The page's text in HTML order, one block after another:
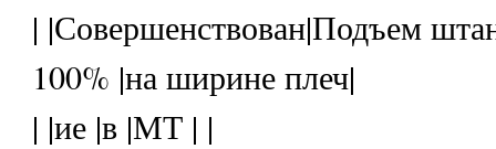
| |Совершенствован|Подъем
100% |на ширине плеч|
| |ие |в |МТ | |